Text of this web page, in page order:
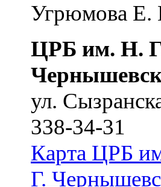
Угрюмова Е.
ЦРБ им. Н.
ул.
338-34-31
Карта ЦРБ
Г.